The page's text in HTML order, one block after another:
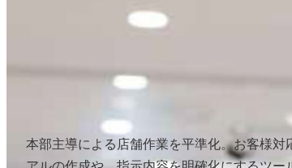
本部主導による店舗作業を平準化。お客様